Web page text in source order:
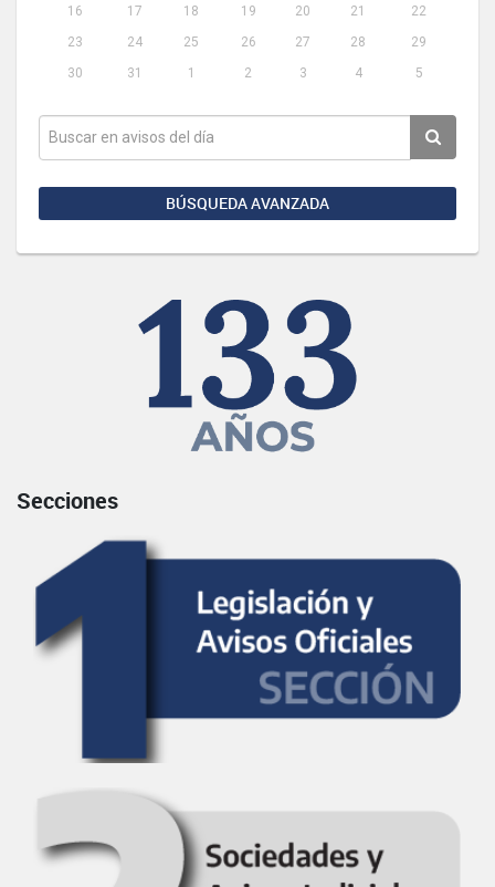
16
17 18 19 20 21
22
23
24 25 26 27 28
29
30
31 1 2 3 4 5
BÚSQUEDA AVANZADA
Secciones